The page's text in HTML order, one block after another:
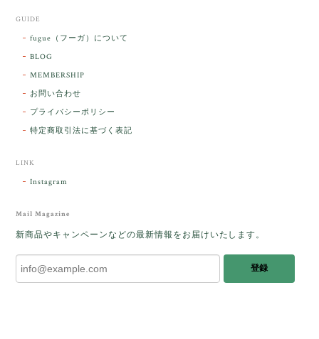
た人に幸せが訪れる」という言い伝えがあるケサラン
パサラン。とっても素敵です。メッセージでは色々記
憶違いもありましたが、またいつかお会いして楽しい
した。
をあたたかく迎え入れてくださり とても嬉
しく思います。 この石のふわりとした光を
ランパサラン」でした。これからはT様の
傍で そっと見守ってくれるのではないかな
GUIDE
fugue（フーガ）について
BLOG
MEMBERSHIP
お問い合わせ
プライバシーポリシー
特定商取引法に基づく表記
LINK
Instagram
Mail Magazine
新商品やキャンペーンなどの最新情報をお届けいたします。
登録